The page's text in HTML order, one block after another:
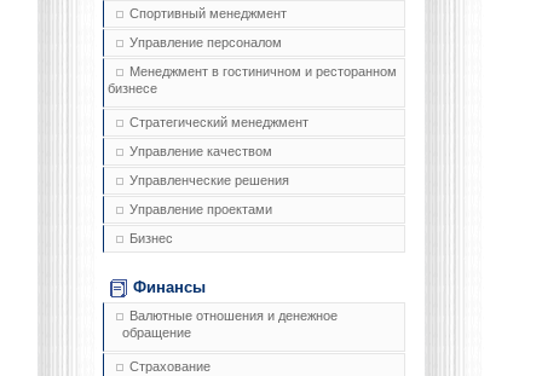
Спортивный менеджмент
Управление персоналом
Менеджмент в гостиничном и ресторанном
бизнесе
Стратегический менеджмент
Управление качеством
Управленческие решения
Управление проектами
Бизнес
Финансы
Валютные отношения и денежное
обращение
Страхование